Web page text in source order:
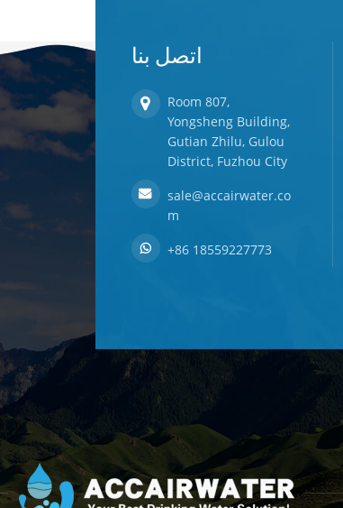
اتصل بنا
Room 807,
Yongsheng Building,
Gutian Zhilu, Gulou
District, Fuzhou City
sale@accairwater.co
m
+86 18559227773